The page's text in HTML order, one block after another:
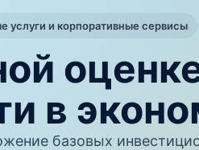
услуги и корпоративные сервисы
в
базовых